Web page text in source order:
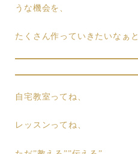
うな機会を、
たくさん作っていきたいなぁ
自宅教室ってね、
レッスンってね、